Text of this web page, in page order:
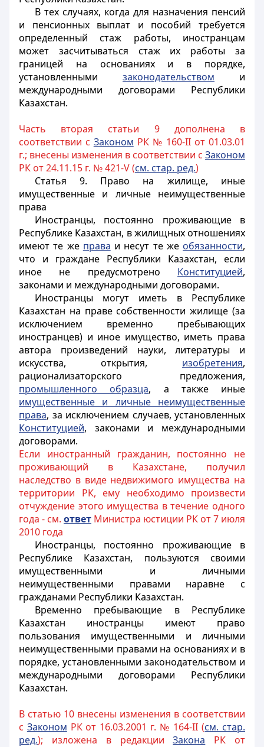
В тех случаях, когда для назначения пенсий
и пенсионных выплат и пособий требуется
определенный стаж работы, иностранцам
может засчитываться стаж их работы за
границей на основаниях и в порядке,
установленными законодательством и
международными договорами Республики
Казахстан.
Часть вторая статьи 9 дополнена в
соответствии с Законом РК № 160-II от 01.03.01
г.; внесены изменения в соответствии с Законом
РК от 24.11.15 г. № 421-V (см. стар. ред.)
Статья 9. Право на жилище, иные
имущественные и личные неимущественные
права
Иностранцы, постоянно проживающие в
Республике Казахстан, в жилищных отношениях
имеют те же права и несут те же обязанности,
что и граждане Республики Казахстан, если
иное не предусмотрено Конституцией,
законами и международными договорами.
Иностранцымогут иметь в Республике
Казахстан на праве собственности жилище (за
исключением временно пребывающих
иностранцев) и иное имущество, иметь права
автора произведений науки, литературы и
искусства, открытия, изобретения,
рационализаторского предложения,
промышленного образца, а также иные
имущественные и личные неимущественные
права, за исключением случаев, установленных
Конституцией, законами и международными
договорами.
Если иностранный гражданин, постоянно не
проживающий в Казахстане, получил
наследство в виде недвижимого имущества на
территории РК, ему необходимо произвести
отчуждение этого имущества в течение одного
года - см. ответ Министра юстиции РК от 7 июля
2010 года
Иностранцы, постоянно проживающие в
Республике Казахстан, пользуются своими
имущественными и личными
неимущественными правами наравне с
гражданами Республики Казахстан.
Временно пребывающие в Республике
Казахстан иностранцы имеют право
пользования имущественными и личными
неимущественными правами на основаниях и в
порядке, установленными законодательством и
международными договорами Республики
Казахстан.
В статью 10 внесены изменения в соответствии
с Законом РК от 16.03.2001 г. № 164-II (см. стар.
ред.); изложена в редакцииЗакона РК от